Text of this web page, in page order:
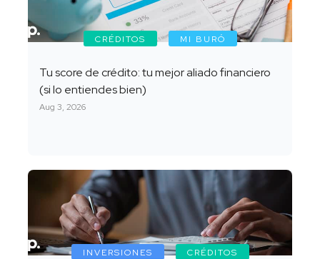
CRÉDITOS MI BURÓ
Tu score de crédito: tu mejor aliado financiero
(si lo entiendes bien)
Aug 3, 2026
INVERSIONES CRÉDITOS